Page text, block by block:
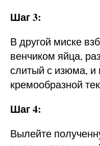
Шаг 3:
В другой миске
венчиком яйца,
слитый с изюма, и
кремообразной
Шаг 4:
Вылейте